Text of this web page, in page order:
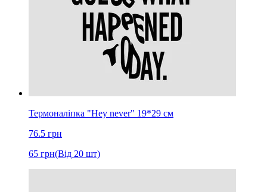
Термоналіпка "Hey never" 19*29 см
76.5 грн
65 грн(Від 20 шт)